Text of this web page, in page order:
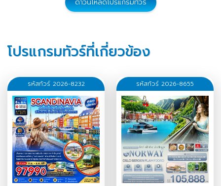
โปรแกรมทัวร์ที่เกี่ยวข้อง
รหัสทัวร์ 2026-8232 รหัสทัวร์ 2026-8655